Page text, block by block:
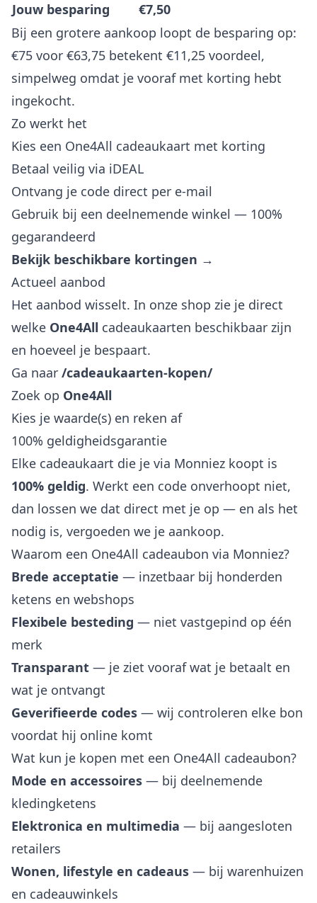
Jouw besparing
€7,50
Bij een grotere aankoop loopt de besparing op:
€75 voor €63,75 betekent €11,25 voordeel,
simpelweg omdat je vooraf met korting hebt
ingekocht.
Zo werkt het
Kies een One4All cadeaukaart met korting
Betaal veilig via iDEAL
Ontvang je code direct per e-mail
Gebruik bij een deelnemende winkel — 100%
gegarandeerd
Bekijk beschikbare kortingen →
Actueel aanbod
Het aanbod wisselt. In onze shop zie je direct
welke One4All cadeaukaarten beschikbaar zijn
en hoeveel je bespaart.
Ga naar /cadeaukaarten-kopen/
Zoek op One4All
Kies je waarde(s) en reken af
100% geldigheidsgarantie
Elke cadeaukaart die je via Monniez koopt is
100% geldig. Werkt een code onverhoopt niet,
dan lossen we dat direct met je op — en als het
nodig is, vergoeden we je aankoop.
Waarom een One4All cadeaubon via Monniez?
Brede acceptatie — inzetbaar bij honderden
ketens en webshops
Flexibele besteding — niet vastgepind op één
merk
Transparant — je ziet vooraf wat je betaalt en
wat je ontvangt
Geverifieerde codes — wij controleren elke bon
voordat hij online komt
Wat kun je kopen met een One4All cadeaubon?
Mode en accessoires — bij deelnemende
kledingketens
Elektronica en multimedia — bij aangesloten
retailers
Wonen, lifestyle en cadeaus — bij warenhuizen
en cadeauwinkels